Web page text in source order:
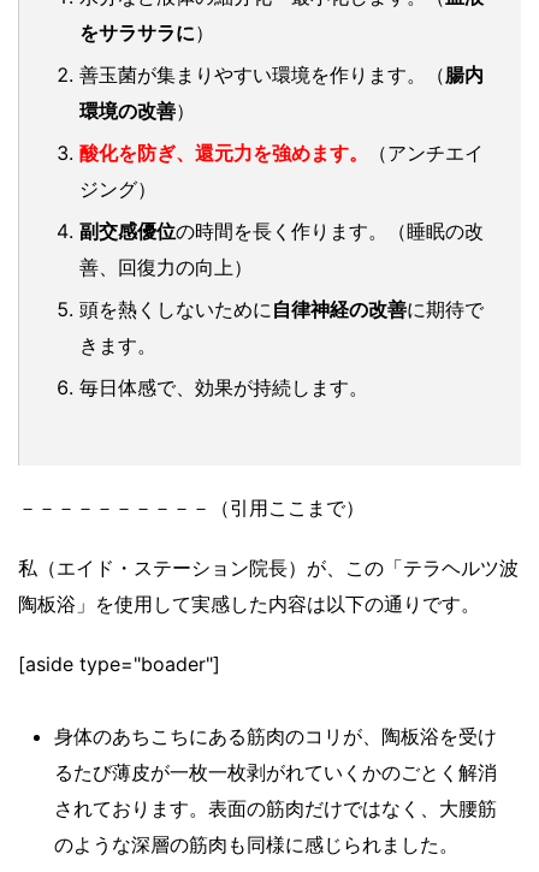
をサラサラに）
善玉菌が集まりやすい環境を作ります。（腸内
環境の改善）
酸化を防ぎ、還元力を強めます。
（アンチエイ
ジング）
副交感優位の時間を長く作ります。（睡眠の改
善、回復力の向上）
頭を熱くしないために 自律神経の改善に期待で
きます。
毎日体感で、効果が持続します。
－－－－－－－－－－（引用ここまで）
私（エイド・ステーション院長）が、この「テラヘルツ波
陶板浴」を使用して実感した内容は以下の通りです。
[aside type="boader"]
身体のあちこちにある筋肉のコリが、陶板浴を受け
るたび薄皮が一枚一枚剥がれていくかのごとく解消
されております。表面の筋肉だけではなく、大腰筋
のような深層の筋肉も同様に感じられました。